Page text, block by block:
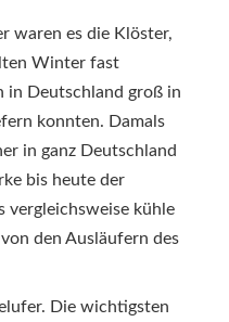
waren es die Klöster,
Winter fast
in Deutschland groß in
konnten. Damals
in ganz Deutschland
bis heute der
vergleichsweise kühle
den Ausläufern des
Die wichtigsten